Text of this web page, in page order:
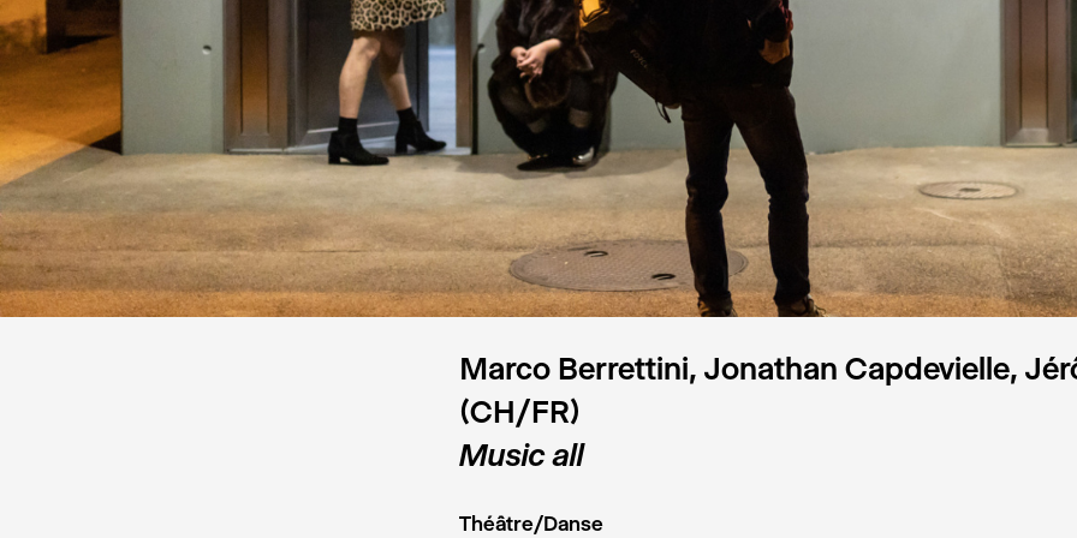
Marco Berrettini, Jonathan Capdevielle,
(CH/FR)
Music all
Théâtre/Danse